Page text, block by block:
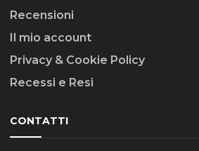
Recensioni
Il mio account
Privacy & Cookie Policy
Recessi e Resi
CONTATTI